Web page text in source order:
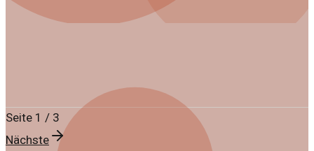
Seite 1 / 3
Nächste